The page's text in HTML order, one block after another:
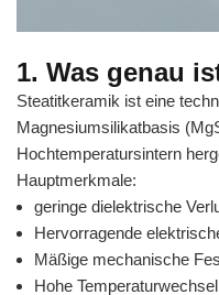
1. Was genau
Steatitkeramik ist eine
Magnesiumsilikatbasis
Hochtemperatursintern
Hauptmerkmale:
geringe dielektrische
Hervorragende
Mäßige mechanische
Hohe